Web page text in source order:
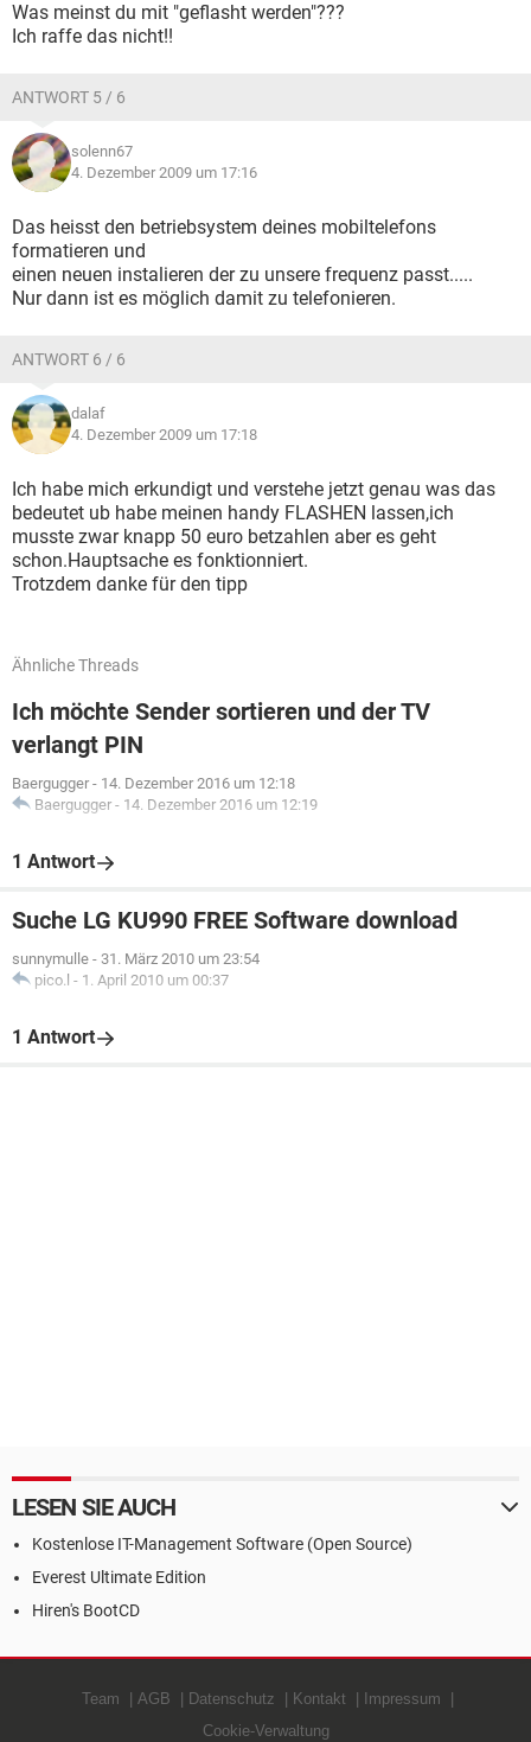
Was meinst du mit "geflasht werden"???
Ich raffe das nicht!!
ANTWORT 5 / 6
solenn67
4. Dezember 2009 um 17:16
Das heisst den betriebsystem deines mobiltelefons
formatieren und
einen neuen instalieren der zu unsere frequenz passt.....
Nur dann ist es möglich damit zu telefonieren.
ANTWORT 6 / 6
dalaf
4. Dezember 2009 um 17:18
Ich habe mich erkundigt und verstehe jetzt genau was das
bedeutet ub habe meinen handy FLASHEN lassen,ich
musste zwar knapp 50 euro betzahlen aber es geht
schon.Hauptsache es fonktionniert.
Trotzdem danke für den tipp
Ähnliche Threads
Ich möchte Sender sortieren und der TV
verlangt PIN
Baergugger - 14. Dezember 2016 um 12:18
Baergugger - 14. Dezember 2016 um 12:19
1 Antwort
Suche LG KU990 FREE Software download
sunnymulle - 31. März 2010 um 23:54
pico.l - 1. April 2010 um 00:37
1 Antwort
LESEN SIE AUCH
Kostenlose IT-Management Software (Open Source)
Everest Ultimate Edition
Hiren's BootCD
Team AGB Datenschutz Kontakt
Impressum
Cookie-Verwaltung